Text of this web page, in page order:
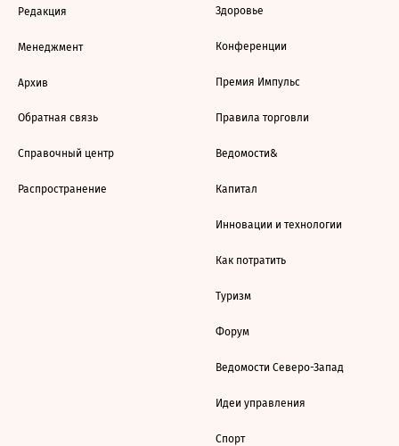
Редакция
Менеджмент
Архив
Обратная связь
Справочный центр
Распространение
Здоровье
Конференции
Премия Импульс
Правила торговли
Ведомости&
Капитал
Инновации и технологии
Как потратить
Туризм
Форум
Ведомости Северо-Запад
Идеи управления
Спорт